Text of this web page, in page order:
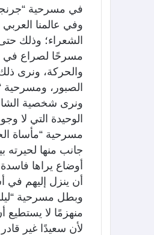
في مسرحية
وفي عالمنا
الشعراء؛ وذلك
مسرحًا لصراع في
والحركة، ونرى
الصبور، ومسرحية
ونرى شخصية
الوحيدة التي لا
مسرحية “مأساة
جانب منها لحيرته
أوضاع يراها
أن ينزل إليهم
وبطل مسرحية
منهزمًا لا يستطيع
لأن سعيدًا غير